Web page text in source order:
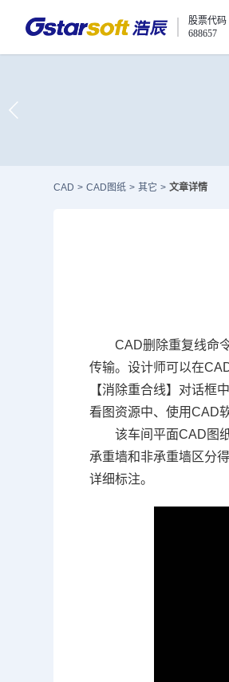
股票代码
688657
CAD > CAD图纸 > 其它 > 文章详情
CAD删除重复线命
传输。设计师可以在
【消除重合线】对话框
看图资源中、使用CAD
该车间平面CAD图
承重墙和非承重墙区分
详细标注。